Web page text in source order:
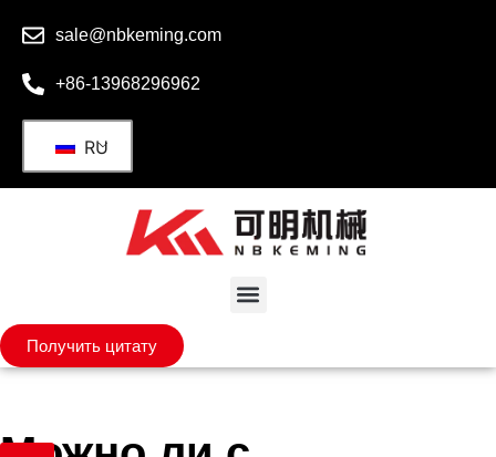
sale@nbkeming.com
+86-13968296962
RU
Получить цитату